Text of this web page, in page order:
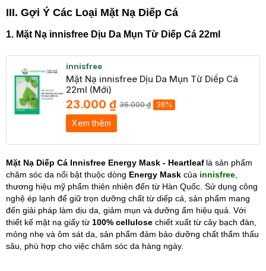
III. Gợi Ý Các Loại Mặt Nạ Diếp Cá
1. Mặt Nạ innisfree Dịu Da Mụn Từ Diếp Cá 22ml
innisfree
Mặt Nạ innisfree Dịu Da Mụn Từ Diếp Cá
22ml (Mới)
23.000 ₫ 36.000 ₫ 36%
Xem thêm
Mặt Nạ Diếp Cá Innisfree Energy Mask - Heartleaf là sản phẩm
chăm sóc da nổi bật thuộc dòng Energy Mask của innisfree
thương hiệu mỹ phẩm thiên nhiên đến từ Hàn Quốc. Sử dụng công
nghệ ép lạnh để giữ trọn dưỡng chất từ diếp cá, sản phẩm mang
đến giải pháp làm dịu da, giảm mụn và dưỡng ẩm hiệu quả. Với
thiết kế mặt nạ giấy từ 100% cellulose chiết xuất từ cây bạch đàn,
mỏng nhẹ và ôm sát da, sản phẩm đảm bảo dưỡng chất thẩm thấu
sâu, phù hợp cho việc chăm sóc da hàng ngày.